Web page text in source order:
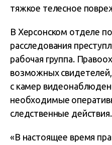
тяжкое телесное
В Херсонском отделе
расследования
рабочая группа.
возможных
с камер
необходимые
следственные действия.
«В настоящее время